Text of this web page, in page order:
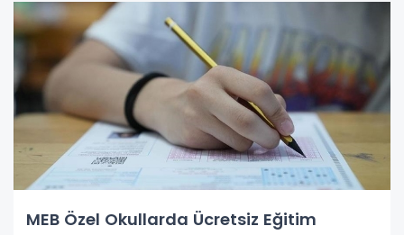
MEB Özel Okullarda Ücretsiz Eğitim